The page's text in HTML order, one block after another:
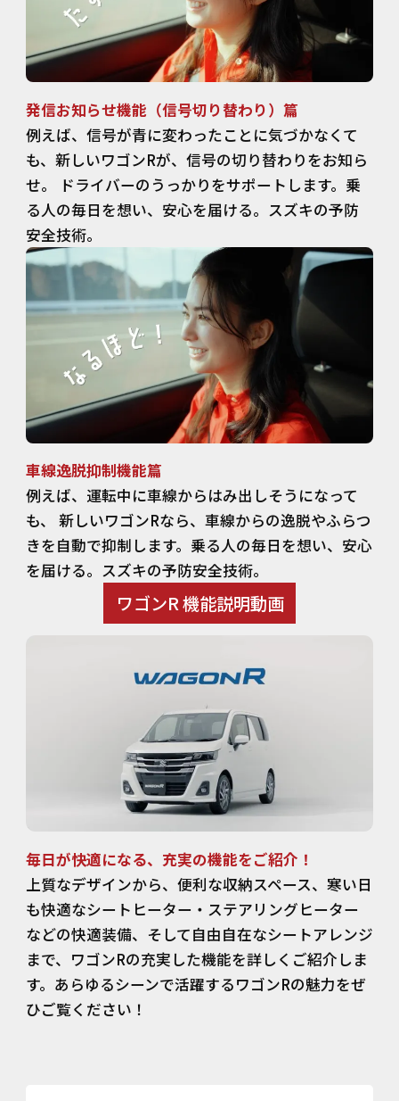
発信お知らせ機能（信号切り替わり）篇
例えば、信号が青に変わったことに気づかなくて
も、新しいワゴンRが、信号の切り替わりをお知ら
せ。 ドライバーのうっかりをサポートします。乗
る人の毎日を想い、安心を届ける。スズキの予防
安全技術。
車線逸脱抑制機能篇
例えば、運転中に車線からはみ出しそうになって
も、 新しいワゴンRなら、車線からの逸脱やふらつ
きを自動で抑制します。乗る人の毎日を想い、安心
を届ける。スズキの予防安全技術。
ワゴンR 機能説明動画
毎日が快適になる、充実の機能をご紹介！
上質なデザインから、便利な収納スペース、寒い日
も快適なシートヒーター・ステアリングヒーター
などの快適装備、そして自由自在なシートアレンジ
まで、ワゴンRの充実した機能を詳しくご紹介しま
す。あらゆるシーンで活躍するワゴンRの魅力をぜ
ひご覧ください！